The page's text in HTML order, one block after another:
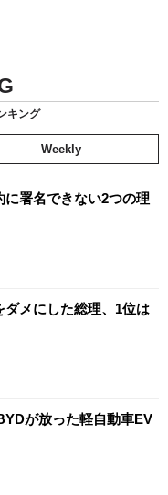
キング
Weekly
に署名できない2つの理
メにした総理、1位は
が放った軽自動車EV